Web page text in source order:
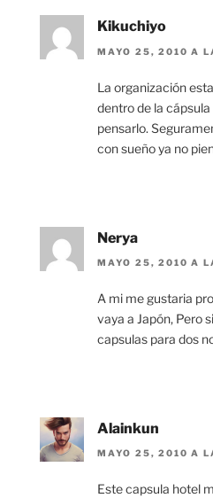
Kikuchiyo
MAYO 25, 2010 A
La organización
dentro de la
pensarlo.
con sueño ya no
Nerya
MAYO 25, 2010 A
A mi me gustaria
vaya a Japón, Pero
capsulas para dos
Alainkun
MAYO 25, 2010 A
Este capsula hotel